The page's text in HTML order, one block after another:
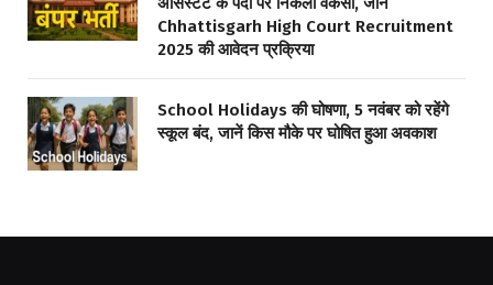
Chhattisgarh High Court Recruitment
2025 की आवेदन प्रक्रिया
School Holidays की घोषणा, 5 नवंबर को रहेंगे
स्कूल बंद, जानें किस मौके पर घोषित हुआ अवकाश